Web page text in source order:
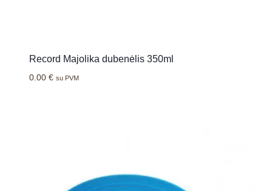
Record Majolika dubenėlis 350ml
0.00 € su PVM